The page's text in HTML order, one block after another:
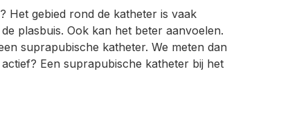
Het gebied rond de katheter is vaak
plasbuis. Ook kan het beter aanvoelen.
suprapubische katheter. We meten dan
Een suprapubische katheter bij het